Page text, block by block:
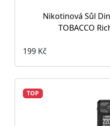
Nikotinová Sůl
TOBACCO
199 Kč
TOP